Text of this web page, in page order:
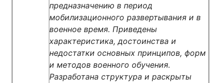
предназначению в период
мобилизационного развертывания и в
военное время. Приведены
характеристика, достоинства и
недостатки основных принципов, форм
и методов военного обучения.
Разработана структура и раскрыты